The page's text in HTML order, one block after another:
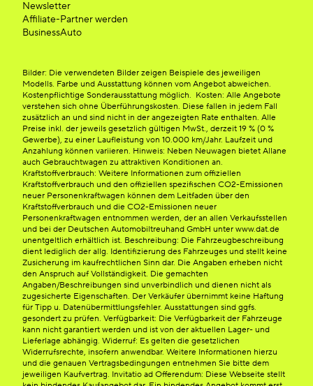
Newsletter
Affiliate-Partner werden
BusinessAuto
Bilder: Die verwendeten Bilder zeigen Beispiele des jeweiligen
Modells. Farbe und Ausstattung können vom Angebot abweichen.
Kostenpflichtige Sonderausstattung möglich. Kosten: Alle Angebote
verstehen sich ohne Überführungskosten. Diese fallen in jedem Fall
zusätzlich an und sind nicht in der angezeigten Rate enthalten. Alle
Preise inkl. der jeweils gesetzlich gültigen MwSt., derzeit 19 % (0 %
Gewerbe), zu einer Laufleistung von 10.000 km/Jahr. Laufzeit und
Anzahlung können variieren. Hinweis: Neben Neuwagen bietet Allane
auch Gebrauchtwagen zu attraktiven Konditionen an.
Kraftstoffverbrauch: Weitere Informationen zum offiziellen
Kraftstoffverbrauch und den offiziellen spezifischen CO2-Emissionen
neuer Personenkraftwagen können dem Leitfaden über den
Kraftstoffverbrauch und die CO2-Emissionen neuer
Personenkraftwagen entnommen werden, der an allen Verkaufsstellen
und bei der Deutschen Automobiltreuhand GmbH unter www.dat.de
unentgeltlich erhältlich ist. Beschreibung: Die Fahrzeugbeschreibung
dient lediglich der allg. Identifizierung des Fahrzeuges und stellt keine
Zusicherung im kaufrechtlichen Sinn dar. Die Angaben erheben nicht
den Anspruch auf Vollständigkeit. Die gemachten
Angaben/Beschreibungen sind unverbindlich und dienen nicht als
zugesicherte Eigenschaften. Der Verkäufer übernimmt keine Haftung
für Tipp u. Datenübermittlungsfehler. Ausstattungen sind ggfs.
gesondert zu prüfen. Verfügbarkeit: Die Verfügbarkeit der Fahrzeuge
kann nicht garantiert werden und ist von der aktuellen Lager- und
Lieferlage abhängig. Widerruf: Es gelten die gesetzlichen
Widerrufsrechte, insofern anwendbar. Weitere Informationen hierzu
und die genauen Vertragsbedingungen entnehmen Sie bitte dem
jeweiligen Kaufvertrag. Invitatio ad Offerendum: Diese Webseite stellt